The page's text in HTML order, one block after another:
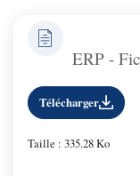
ERP -
Télécharger
Taille : 335.28 Ko